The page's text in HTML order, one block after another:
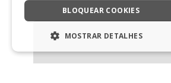
INSTITUCIONAL
QUEM SOMOS
BLOQUEAR COOKIES
MOSTRAR DETALHES
ESTRITAMENTE NECESSÁRIOS